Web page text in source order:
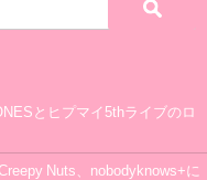
とヒプマイ5thライブのロ
Nuts、nobodyknows+に